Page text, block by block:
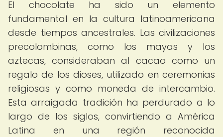
El chocolate ha sido un elemento
fundamental en la cultura latinoamericana
desde tiempos ancestrales. Las civilizaciones
precolombinas, como los mayas y los
aztecas, consideraban al cacao como un
regalo de los dioses, utilizado en ceremonias
religiosas y como moneda de intercambio.
Esta arraigada tradición ha perdurado a lo
largo de los siglos, convirtiendo a América
Latina en una región reconocida